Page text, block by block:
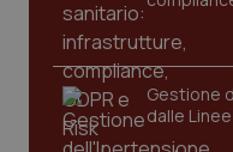
Gestione
dalle